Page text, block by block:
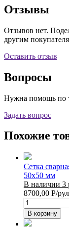
Отзывы
Отзывов нет.
другим
Оставить отзыв
Вопросы
Нужна помощь по
Задать вопрос
Похожие
Сетка
50х50 мм
В наличии 3
8700,00 Р/рул
В корзину